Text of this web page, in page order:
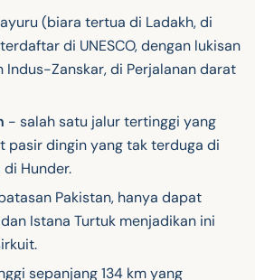
(biara tertua di Ladakh, di
di UNESCO, dengan lukisan
Indus-Zanskar, di Perjalanan darat
- salah satu jalur tertinggi yang
pasir dingin yang tak terduga di
Hunder.
Pakistan, hanya dapat
Istana Turtuk menjadikan ini
sepanjang 134 km yang